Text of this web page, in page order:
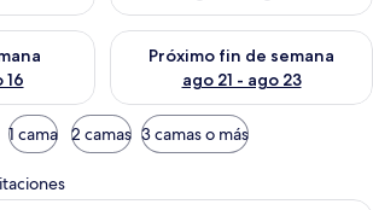
16
para este fin de semana ago 14 -
Próximo fin de semana
ago 21 - ago 23
Consulta la disponibilidad
1 cama 2 camas 3 camas o más